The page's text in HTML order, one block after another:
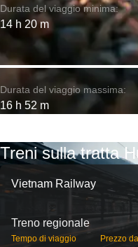
Durata del viaggio minima:
14 h 20 m
Durata del viaggio massima:
16 h 52 m
Treni sulla tratta
Vietnam Railway
Treno regionale
Tempo di viaggio Prezzo da